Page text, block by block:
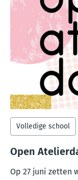
Open
Op 27 juni zetten
Volledige school